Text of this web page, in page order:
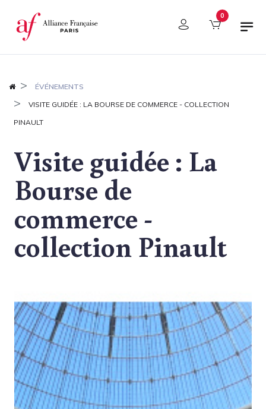
Panneau de gestion des cookies 0
ÉVÉNEMENTS
VISITE GUIDÉE : LA BOURSE DE COMMERCE - COLLECTION
PINAULT
Visite guidée : La
Bourse de
commerce -
collection Pinault